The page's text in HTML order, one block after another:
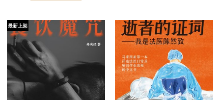
最新上架